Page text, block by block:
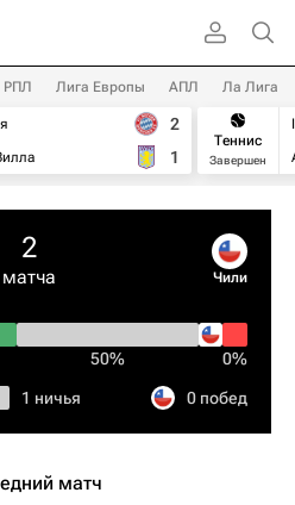
РПЛ Лига Европы АПЛ Ла Лига
2
1
Теннис
Завершен
2
матча Чили
50% 0%
1 ничья 0 побед
матч